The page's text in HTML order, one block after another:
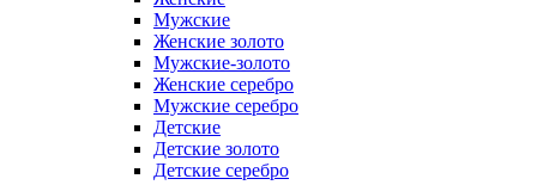
Мужские
Женские золото
Мужские-золото
Женские серебро
Мужские серебро
Детские
Детские золото
Детские серебро